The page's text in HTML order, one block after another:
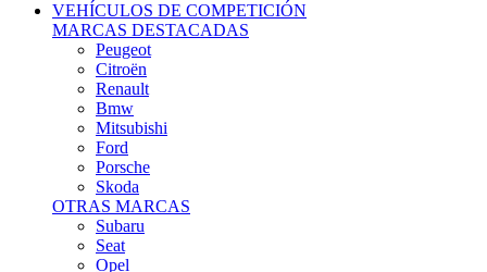
VEHÍCULOS DE COMPETICIÓN
MARCAS DESTACADAS
Peugeot
Citroën
Renault
Bmw
Mitsubishi
Ford
Porsche
Skoda
OTRAS MARCAS
Subaru
Seat
Opel